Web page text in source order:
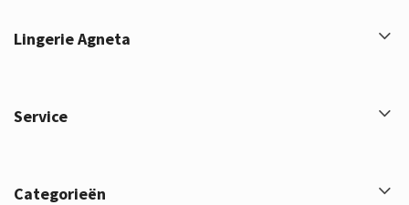
Lingerie Agneta
Service
Categorieën